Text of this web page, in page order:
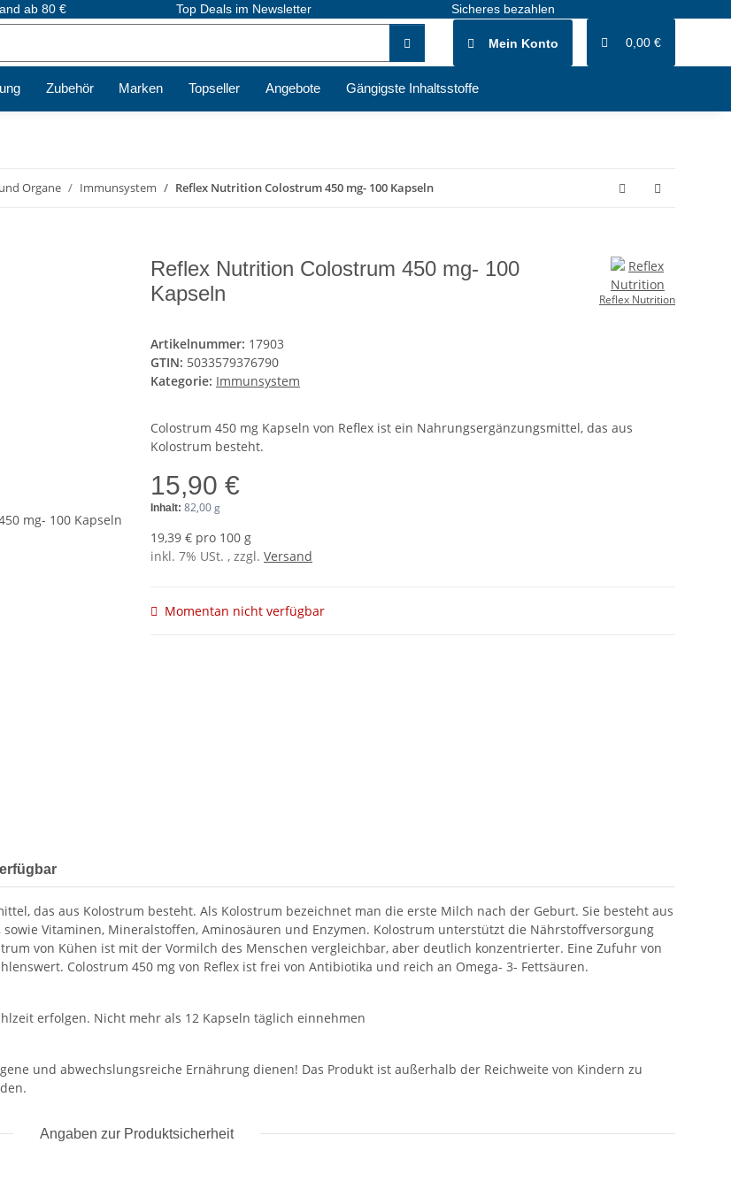
ab 80 € Top Deals im Newsletter Sicheres bezahlen
Mein Konto 0,00 €
Zubehör Marken Topseller Angebote Gängigste Inhaltsstoffe
Organe Immunsystem Reflex Nutrition Colostrum 450 mg- 100 Kapseln
Reflex Nutrition
Reflex Nutrition Colostrum 450 mg- 100
Kapseln
Artikelnummer: 17903
GTIN: 5033579376790
Kategorie: Immunsystem
Colostrum 450 mg Kapseln von Reflex ist ein Nahrungsergänzungsmittel, das aus
Kolostrum besteht.
15,90 €
Inhalt: 82,00 g
19,39 € pro 100 g
inkl. 7% USt. , zzgl. Versand
Momentan nicht verfügbar
das aus Kolostrum besteht. Als Kolostrum bezeichnet man die erste Milch nach der Geburt. Sie besteht aus
Vitaminen, Mineralstoffen, Aminosäuren und Enzymen. Kolostrum unterstützt die Nährstoffversorgung
von Kühen ist mit der Vormilch des Menschen vergleichbar, aber deutlich konzentrierter. Eine Zufuhr von
Colostrum 450 mg von Reflex ist frei von Antibiotika und reich an Omega- 3- Fettsäuren.
erfolgen. Nicht mehr als 12 Kapseln täglich einnehmen
und abwechslungsreiche Ernährung dienen! Das Produkt ist außerhalb der Reichweite von Kindern zu
Angaben zur Produktsicherheit